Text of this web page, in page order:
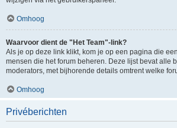
Omhoog
Waarvoor dient de "Het Team"-link?
Als je op deze link klikt, kom je op een pagina die
mensen die het forum beheren. Deze lijst bevat alle
moderators, met bijhorende details omtrent welke
Omhoog
Privéberichten